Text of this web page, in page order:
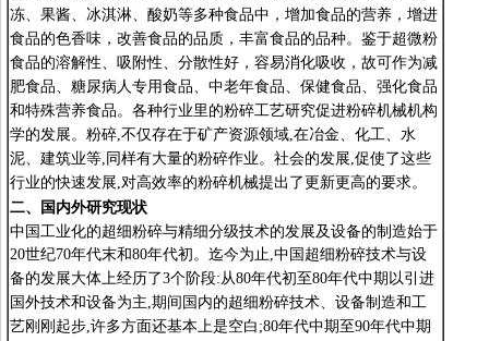
冻、果酱、冰淇淋、酸奶等多种食品中，增加食品的营养，增进
食品的色香味，改善食品的品质，丰富食品的品种。鉴于超微粉
食品的溶解性、吸附性、分散性好，容易消化吸收，故可作为减
肥食品、糖尿病人专用食品、中老年食品、保健食品、强化食品
和特殊营养食品。各种行业里的粉碎工艺研究促进粉碎机械机构
学的发展。粉碎,不仅存在于矿产资源领域,在冶金、化工、水
泥、建筑业等, 同样有大量的粉碎作业。社会的发展,促使了这些
行业的快速发展,对高效率的粉碎机械提出了更新更高的要求。
二、国内外研究现状
中国工业化的超细粉碎与精细分级技术的发展及设备的制造始于
20世纪70年代末和80年代初。迄今为止,中国超细粉碎技术与设
备的发展大体上经历了3个阶段:从80年代初至80年代中期以引进
国外技术和设备为主,期间国内的超细粉碎技术、设备制造和工
艺刚刚起步,许多方面还基本上是空白 ;80年代中期至90年代中期